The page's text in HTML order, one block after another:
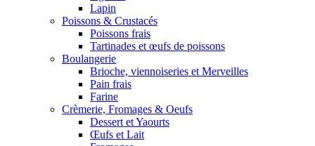
Lapin
Poissons & Crustacés
Poissons frais
Tartinades et œufs de poissons
Boulangerie
Brioche, viennoiseries et Merveilles
Pain frais
Farine
Crèmerie, Fromages & Oeufs
Dessert et Yaourts
Œufs et Lait